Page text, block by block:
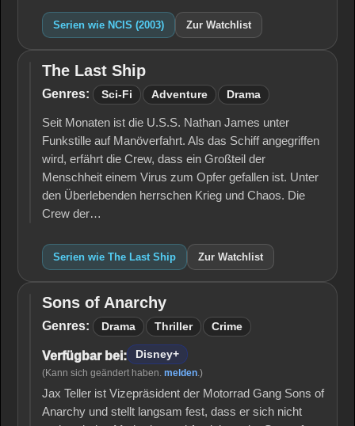
Serien wie NCIS (2003) Zur Watchlist
The
Last
The Last Ship
Genres: Sci-Fi Adventure Drama
Seit Monaten ist die U.S.S. Nathan James unter
Funkstille auf Manöverfahrt. Als das Schiff angegriffen
wird, erfährt die Crew, dass ein Großteil der
Menschheit einem Virus zum Opfer gefallen ist. Unter
den Überlebenden herrschen Krieg und Chaos. Die
Crew der…
Serien wie The Last Ship Zur Watchlist
Sons of
Anarchy
Sons of Anarchy
Genres: Drama Thriller Crime
Verfügbar bei: Disney+
(Kann sich geändert haben. melden.)
Jax Teller ist Vizepräsident der Motorrad Gang Sons of
Anarchy und stellt langsam fest, dass er sich nicht